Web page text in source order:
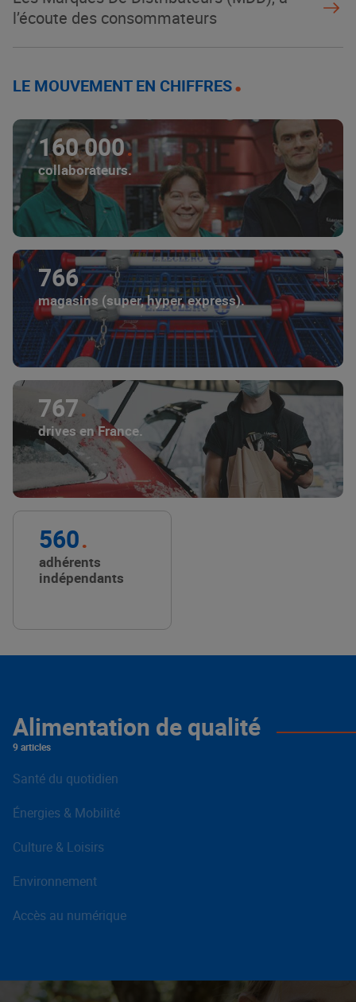
l’écoute des consommateurs
LE MOUVEMENT EN CHIFFRES
160 000
collaborateurs.
766
magasins (super, hyper, express).
767
drives en France.
560
adhérents
indépendants
Alimentation de qualité
9 articles
Santé du quotidien
Énergies & Mobilité
Culture & Loisirs
Environnement
Accès au numérique